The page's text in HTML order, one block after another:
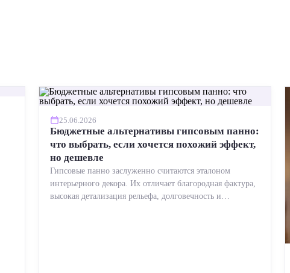
25.06.2026
Бюджетные альтернативы гипсовым панно:
что выбрать, если хочется похожий эффект,
но дешевле
Гипсовые панно заслуженно считаются эталоном
интерьерного декора. Их отличает благородная фактура,
высокая детализация рельефа, долговечность и